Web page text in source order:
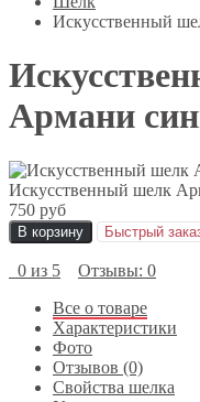
Искусственный
Армани
Искусственный шелк
750 руб
В корзину Быстрый
0 из 5
Отзывы: 0
Все о товаре
Характеристики
Фото
Отзывов (0)
Свойства шелка